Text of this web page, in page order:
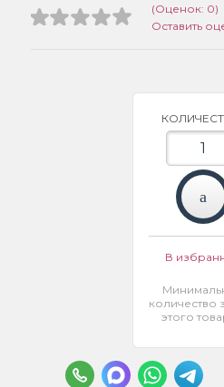
(Оценок: 0)
Оставить
В
количество
этого